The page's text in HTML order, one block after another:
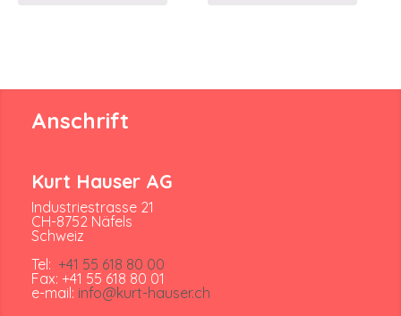
Anschrift
Kurt Hauser AG
Industriestrasse 21
CH-8752 Näfels
Schweiz
Tel: +41 55 618 80 00
Fax: +41 55 618 80 01
e-mail: info@kurt-hauser.ch